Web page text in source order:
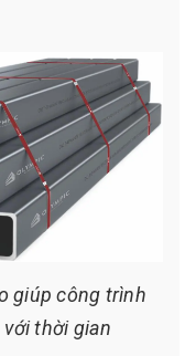
giúp công trình
thời gian